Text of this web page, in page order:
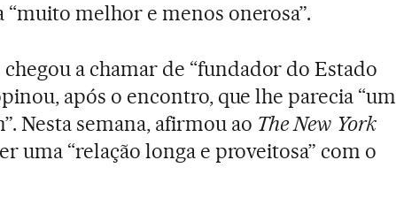
melhor e menos onerosa”.
a chamar de “fundador do Estado
após o encontro, que lhe parecia “um
Nesta semana, afirmou ao The New York
uma “relação longa e proveitosa” com o